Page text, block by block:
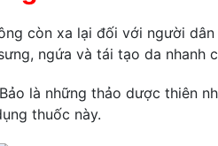
còn xa lại đối với người
ngứa và tái tạo da nhanh
là những thảo dược thiên
thuốc này.